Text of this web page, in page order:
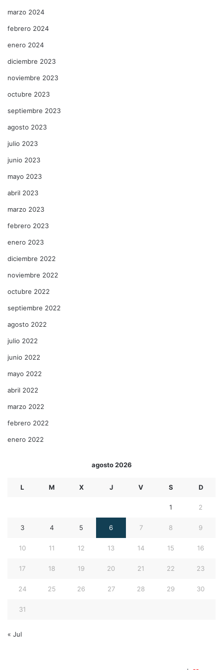
marzo 2024
febrero 2024
enero 2024
diciembre 2023
noviembre 2023
octubre 2023
septiembre 2023
agosto 2023
julio 2023
junio 2023
mayo 2023
abril 2023
marzo 2023
febrero 2023
enero 2023
diciembre 2022
noviembre 2022
octubre 2022
septiembre 2022
agosto 2022
julio 2022
junio 2022
mayo 2022
abril 2022
marzo 2022
febrero 2022
enero 2022
agosto 2026
L M X J V S D
1 2
3 4 5 6 7 8 9
10 11 12 13 14 15 16
17 18 19 20 21 22 23
24 25 26 27 28 29 30
31
« Jul